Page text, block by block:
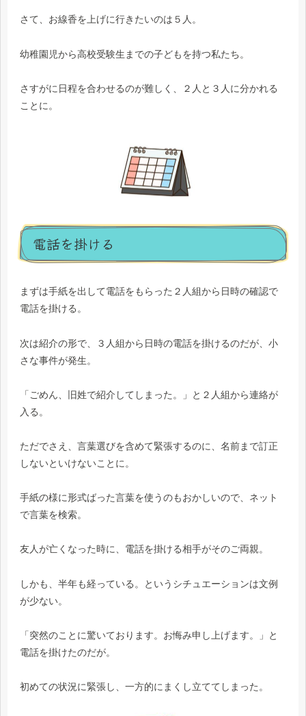
さて、お線香を上げに行きたいのは５人。
幼稚園児から高校受験生までの子どもを持つ私たち。
さすがに日程を合わせるのが難しく、２人と３人に分かれる
ことに。
電話を掛ける
まずは手紙を出して電話をもらった２人組から日時の確認で
電話を掛ける。
次は紹介の形で、３人組から日時の電話を掛けるのだが、小
さな事件が発生。
「ごめん、旧姓で紹介してしまった。」と２人組から連絡が
入る。
ただでさえ、言葉選びを含めて緊張するのに、名前まで訂正
しないといけないことに。
手紙の様に形式ばった言葉を使うのもおかしいので、ネット
で言葉を検索。
友人が亡くなった時に、電話を掛ける相手がそのご両親。
しかも、半年も経っている。というシチュエーションは文例
が少ない。
「突然のことに驚いております。お悔み申し上げます。」と
電話を掛けたのだが。
初めての状況に緊張し、一方的にまくし立ててしまった。